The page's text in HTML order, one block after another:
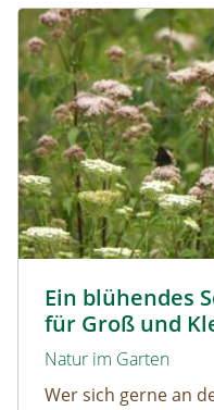
Ein blühendes
für Groß und
Natur im Garten
Wer sich gerne an
Ein blühendes